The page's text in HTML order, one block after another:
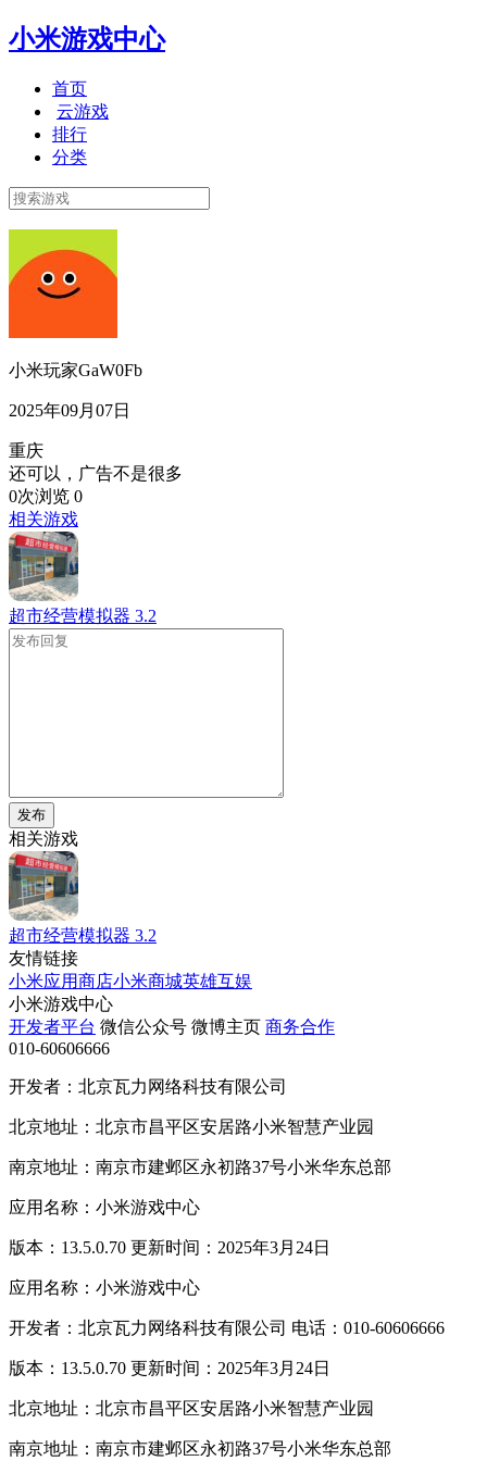
小米游戏中心
首页
云游戏
排行
分类
小米玩家GaW0Fb
2025年09月07日
重庆
还可以，广告不是很多
0次浏览 0
相关游戏
超市经营模拟器 3.2
发布
相关游戏
超市经营模拟器 3.2
友情链接
小米应用商店小米商城英雄互娱
小米游戏中心
开发者平台 微信公众号 微博主页 商务合作
010-60606666
开发者：北京瓦力网络科技有限公司
北京地址：北京市昌平区安居路小米智慧产业园
南京地址：南京市建邺区永初路37号小米华东总部
应用名称：小米游戏中心
版本：13.5.0.70 更新时间：2025年3月24日
应用名称：小米游戏中心
开发者：北京瓦力网络科技有限公司 电话：010-60606666
版本：13.5.0.70 更新时间：2025年3月24日
北京地址：北京市昌平区安居路小米智慧产业园
南京地址：南京市建邺区永初路37号小米华东总部